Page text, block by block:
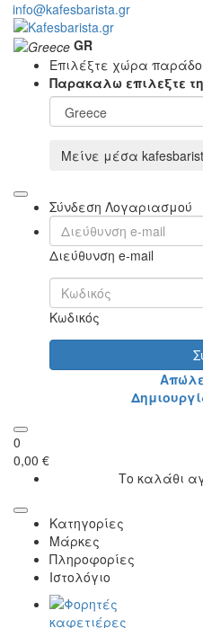
info@kafesbarista.gr
GR
Επιλέξτε χώρα
Παρακαλω επιλεξτε
Μείνε μέσα
Σύνδεση Λογαριασμού
Διεύθυνση e-mail
Κωδικός
0
0,00 €
Το καλάθι
Κατηγορίες
Μάρκες
Πληροφορίες
Ιστολόγιο